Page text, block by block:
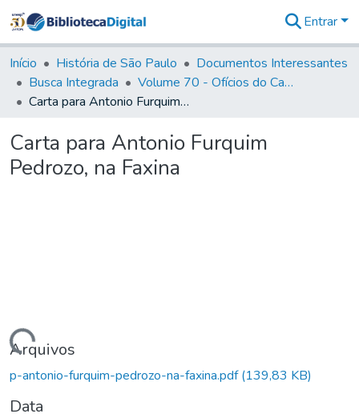
&
Coleções
Tudo na
Biblioteca
Estatísticas
Entrar
Início História de São Paulo
Documentos Interessantes
Busca Integrada
Volume 70 - Ofícios do Capitão General Martins Lopes de Saldanha aos diversos funcionários da Capitania (1775-1776)
Carta para Antonio Furquim Pedrozo, na Faxina
Carta para Antonio Furquim
Pedrozo, na Faxina
Carregando...
Arquivos
p-antonio-furquim-pedrozo-na-faxina.pdf(139,83 KB)
Data